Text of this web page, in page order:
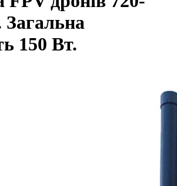
Загальна
150 Вт.